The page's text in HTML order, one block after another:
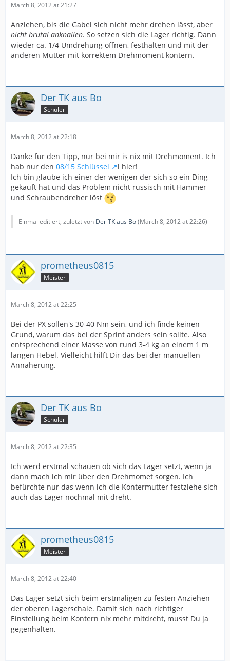
March 8, 2012 at 21:27
Anziehen, bis die Gabel sich nicht mehr drehen lässt, aber
nicht brutal anknallen. So setzen sich die Lager richtig. Dann
wieder ca. 1/4 Umdrehung öffnen, festhalten und mit der
anderen Mutter mit korrektem Drehmoment kontern.
Der TK aus Bo
Schüler
March 8, 2012 at 22:18
Danke für den Tipp, nur bei mir is nix mit Drehmoment. Ich
hab nur den 08/15 Schlüssel
l hier!
Ich bin glaube ich einer der wenigen der sich so ein Ding
gekauft hat und das Problem nicht russisch mit Hammer
und Schraubendreher löst
Einmal editiert, zuletzt von Der TK aus Bo(March 8, 2012 at 22:26)
prometheus0815
Meister
March 8, 2012 at 22:25
Bei der PX sollen's 30-40 Nm sein, und ich finde keinen
Grund, warum das bei der Sprint anders sein sollte. Also
entsprechend einer Masse von rund 3-4 kg an einem 1 m
langen Hebel. Vielleicht hilft Dir das bei der manuellen
Annäherung.
Der TK aus Bo
Schüler
March 8, 2012 at 22:35
Ich werd erstmal schauen ob sich das Lager setzt, wenn ja
dann mach ich mir über den Drehmomet sorgen. Ich
befürchte nur das wenn ich die Kontermutter festziehe sich
auch das Lager nochmal mit dreht.
prometheus0815
Meister
March 8, 2012 at 22:40
Das Lager setzt sich beim erstmaligen zu festen Anziehen
der oberen Lagerschale. Damit sich nach richtiger
Einstellung beim Kontern nix mehr mitdreht, musst Du ja
gegenhalten.